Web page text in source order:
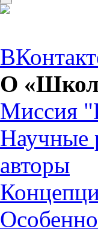
О
Миссия
Научные
авторы